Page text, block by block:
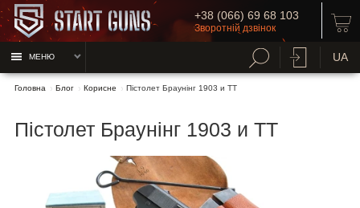
+38 (066) 69 68 103
Зворотній дзвінок
МЕНЮ UA
Головна Блог Корисне Пістолет Браунінг 1903 и ТТ
Пістолет Браунінг 1903 и ТТ